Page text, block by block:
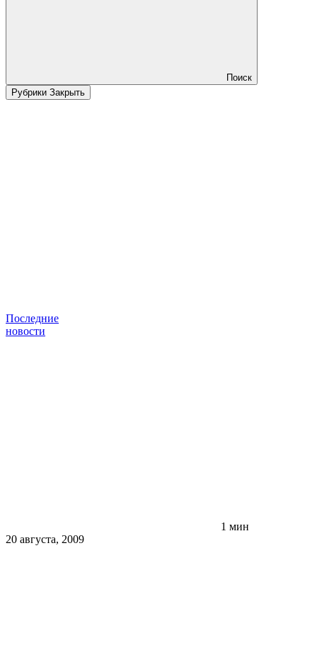
Поиск
Рубрики Закрыть
Последние
новости
1 мин
20 августа, 2009